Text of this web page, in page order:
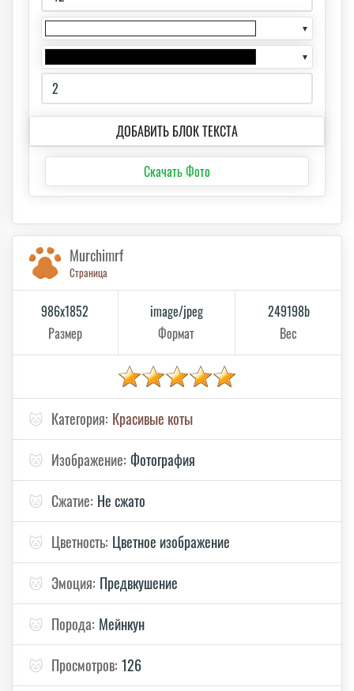
▼
▼
ДОБАВИТЬ БЛОК ТЕКСТА
Скачать Фото
Murchimrf
Страница
986x1852
Размер
image/jpeg
Формат
249198b
Вес
🐱 Категория: Красивые коты
🐱 Изображение: Фотография
🐱 Сжатие: Не сжато
🐱 Цветность: Цветное изображение
🐱 Эмоция: Предвкушение
🐱 Порода: Мейнкун
🐱 Просмотров: 126